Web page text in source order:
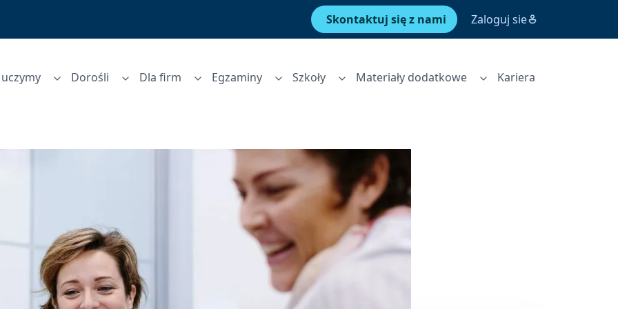
Skontaktuj się z nami Zaloguj sie
uczymy Dorośli Dla firm Egzaminy Szkoły Materiały dodatkowe Kariera